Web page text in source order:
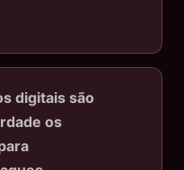
digitais são
os